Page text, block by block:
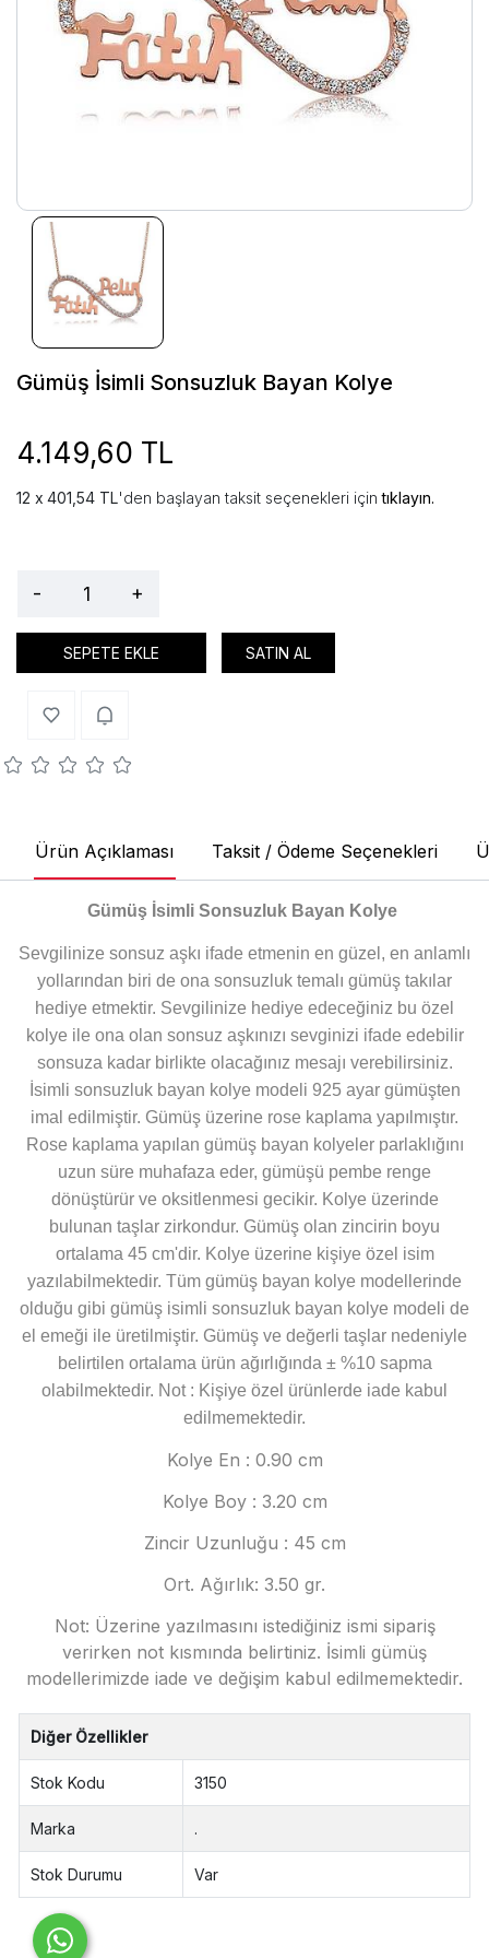
Gümüş İsimli Sonsuzluk Bayan Kolye
4.149,60 TL
401,54 TL'den başlayan taksit seçenekleri içintıklayın.
- +
SEPETE EKLE SATIN AL
Ürün Açıklaması Taksit / Ödeme Seçenekleri
Gümüş İsimli Sonsuzluk Bayan Kolye
Sevgilinize sonsuz aşkı ifade etmenin en güzel, en anlamlı
yollarından biri de ona sonsuzluk temalı gümüş takılar
hediye etmektir. Sevgilinize hediye edeceğiniz bu özel
kolye ile ona olan sonsuz aşkınızı sevginizi ifade edebilir
sonsuza kadar birlikte olacağınız mesajı verebilirsiniz.
İsimli sonsuzluk bayan kolye modeli 925 ayar gümüşten
imal edilmiştir. Gümüş üzerine rose kaplama yapılmıştır.
Rose kaplama yapılan gümüş bayan kolyeler parlaklığını
uzun süre muhafaza eder, gümüşü pembe renge
dönüştürür ve oksitlenmesi gecikir. Kolye üzerinde
bulunan taşlar zirkondur. Gümüş olan zincirin boyu
ortalama 45 cm'dir. Kolye üzerine kişiye özel isim
yazılabilmektedir. Tüm gümüş bayan kolye modellerinde
olduğu gibi gümüş isimli sonsuzluk bayan kolye modeli de
el emeği ile üretilmiştir. Gümüş ve değerli taşlar nedeniyle
belirtilen ortalama ürün ağırlığında ± %10 sapma
olabilmektedir. Not : Kişiye özel ürünlerde iade kabul
edilmemektedir.
Kolye En : 0.90 cm
Kolye Boy : 3.20 cm
Zincir Uzunluğu : 45 cm
Ort. Ağırlık: 3.50 gr.
Not: Üzerine yazılmasını istediğiniz ismi sipariş
verirken not kısmında belirtiniz. İsimli gümüş
modellerimizde iade ve değişim kabul edilmemektedir.
Diğer Özellikler
Stok Kodu 3150
Marka .
Stok Durumu Var